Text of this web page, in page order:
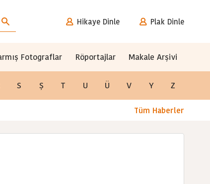
Hikaye Dinle Plak Dinle
Fotograflar Röportajlar Makale Arşivi
S Ş T U Ü V Y Z
Tüm Haberler